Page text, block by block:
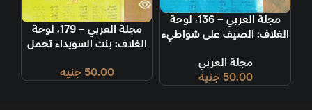
مجلة العربي – 136، لوحة
الغلاف: الصيف على شواطيء
مجلة العربي
50.00 جنيه
مجلة العربي – 179، لوحة
الغلاف: بنت السويداء تحمل
50.00 جنيه